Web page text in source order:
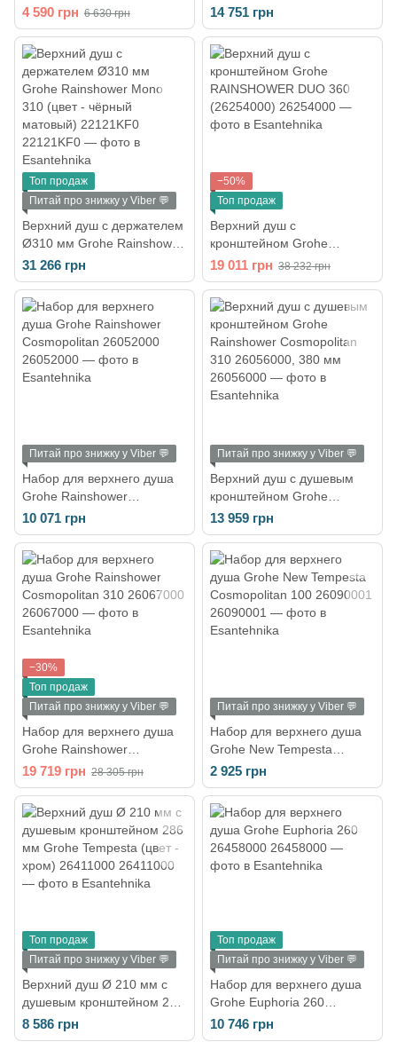
(27705000)
4 590 грн 6 630 грн
210 (26171000)
14 751 грн
Топ продаж
Питай про знижку у Viber 💬
Верхний душ с держателем
Ø310 мм Grohe Rainshower
Mono 310 (цвет - чёрный
матовый) 22121KF0
31 266 грн
−50%
Топ продаж
Верхний душ с
кронштейном Grohe
RAINSHOWER DUO 360
(26254000)
19 011 грн 38 232 грн
Питай про знижку у Viber 💬
Набор для верхнего душа
Grohe Rainshower
Cosmopolitan 26052000
10 071 грн
Питай про знижку у Viber 💬
Верхний душ с душевым
кронштейном Grohe
Rainshower Cosmopolitan
310 26056000, 380 мм
13 959 грн
−30%
Топ продаж
Питай про знижку у Viber 💬
Набор для верхнего душа
Grohe Rainshower
Cosmopolitan 310 26067000
19 719 грн 28 305 грн
Питай про знижку у Viber 💬
Набор для верхнего душа
Grohe New Tempesta
Cosmopolitan 100 26090001
2 925 грн
Топ продаж
Питай про знижку у Viber 💬
Верхний душ Ø 210 мм с
душевым кронштейном 286
мм Grohe Tempesta (цвет -
хром) 26411000
8 586 грн
Топ продаж
Питай про знижку у Viber 💬
Набор для верхнего душа
Grohe Euphoria 260
26458000
10 746 грн